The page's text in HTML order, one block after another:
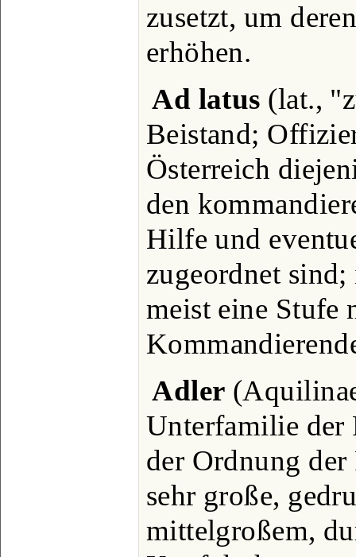
zusetzt, um
erhöhen.
Ad latus (lat.,
Beistand;
Österreich
den
Hilfe und
zugeordnet
meist eine Stufe
Adler
Unterfamilie der
der Ordnung
sehr große,
mittelgroßem,